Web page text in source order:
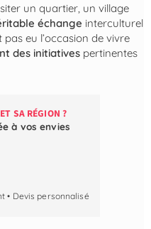
un quartier, un village
échange interculturel
eu l’occasion de vivre
des initiatives pertinentes
SA RÉGION ?
à vos envies
• Devis personnalisé